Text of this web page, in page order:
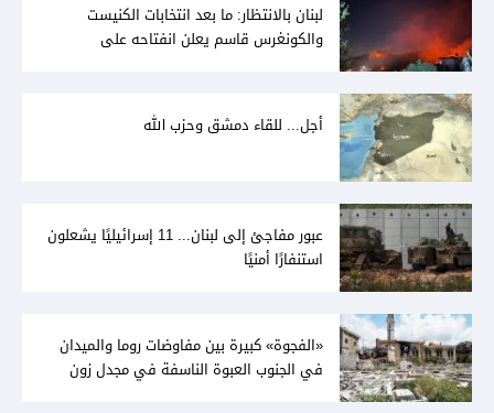
لبنان بالانتظار: ما بعد انتخابات الكنيست
والكونغرس قاسم يعلن انفتاحه على
أجل... للقاء دمشق وحزب الله
عبور مفاجئ إلى لبنان... 11 إسرائيليًا يشعلون
استنفارًا أمنيًا
«الفجوة» كبيرة بين مفاوضات روما والميدان
في الجنوب العبوة الناسفة في مجدل زون